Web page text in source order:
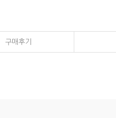
구매후기